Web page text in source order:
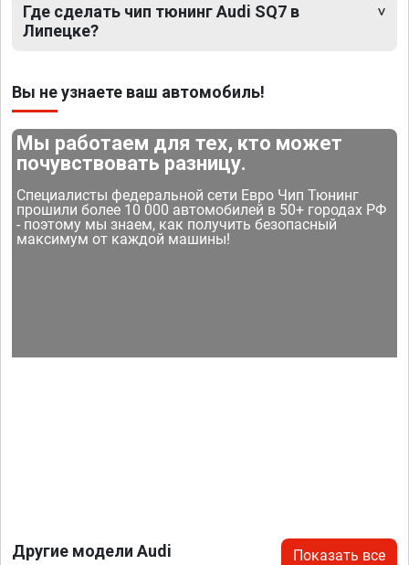
Где сделать чип тюнинг Audi SQ7 в
Липецке?
Вы не узнаете ваш автомобиль!
Мы работаем для тех, кто может
почувствовать разницу.
Специалисты федеральной сети Евро Чип Тюнинг
прошили более 10 000 автомобилей в 50+ городах РФ
- поэтому мы знаем, как получить безопасный
максимум от каждой машины!
Другие модели Audi Показать все